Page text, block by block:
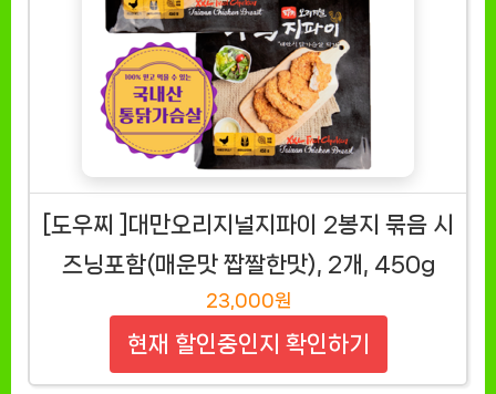
[도우찌 ]대만오리지널지파이 2봉지 묶음 시
즈닝포함(매운맛 짭짤한맛), 2개, 450g
23,000원
현재 할인중인지 확인하기